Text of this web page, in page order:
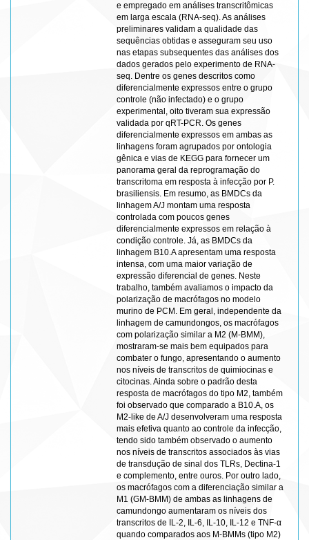
e empregado em análises transcritômicas
em larga escala (RNA-seq). As análises
preliminares validam a qualidade das
sequências obtidas e asseguram seu uso
nas etapas subsequentes das análises dos
dados gerados pelo experimento de RNA-
seq. Dentre os genes descritos como
diferencialmente expressos entre o grupo
controle (não infectado) e o grupo
experimental, oito tiveram sua expressão
validada por qRT-PCR. Os genes
diferencialmente expressos em ambas as
linhagens foram agrupados por ontologia
gênica e vias de KEGG para fornecer um
panorama geral da reprogramação do
transcritoma em resposta à infecção por P.
brasiliensis. Em resumo, as BMDCs da
linhagem A/J montam uma resposta
controlada com poucos genes
diferencialmente expressos em relação à
condição controle. Já, as BMDCs da
linhagem B10.A apresentam uma resposta
intensa, com uma maior variação de
expressão diferencial de genes. Neste
trabalho, também avaliamos o impacto da
polarização de macrófagos no modelo
murino de PCM. Em geral, independente da
linhagem de camundongos, os macrófagos
com polarização similar a M2 (M-BMM),
mostraram-se mais bem equipados para
combater o fungo, apresentando o aumento
nos níveis de transcritos de quimiocinas e
citocinas. Ainda sobre o padrão desta
resposta de macrófagos do tipo M2, também
foi observado que comparado a B10.A, os
M2-like de A/J desenvolveram uma resposta
mais efetiva quanto ao controle da infecção,
tendo sido também observado o aumento
nos níveis de transcritos associados às vias
de transdução de sinal dos TLRs, Dectina-1
e complemento, entre ouros. Por outro lado,
os macrófagos com a diferenciação similar a
M1 (GM-BMM) de ambas as linhagens de
camundongo aumentaram os níveis dos
transcritos de IL-2, IL-6, IL-10, IL-12 e TNF-α
quando comparados aos M-BMMs (tipo M2)